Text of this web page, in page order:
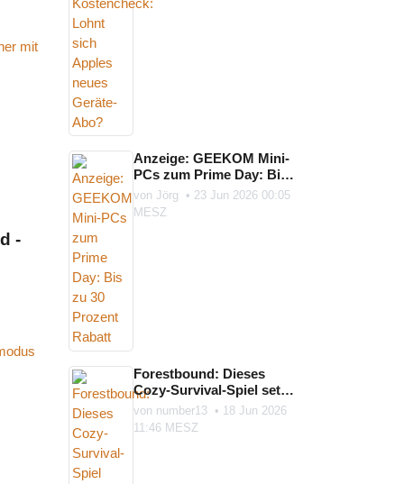
-
Anzeige: GEEKOM Mini-
PCs zum Prime Day: Bis
zu 30 Prozent Rabatt
von Jörg • 23 Jun 2026 00:05
MESZ
Forestbound: Dieses
Cozy-Survival-Spiel setzt
auf Karte, Kompass und
die ...
von number13 • 18 Jun 2026
11:46 MESZ